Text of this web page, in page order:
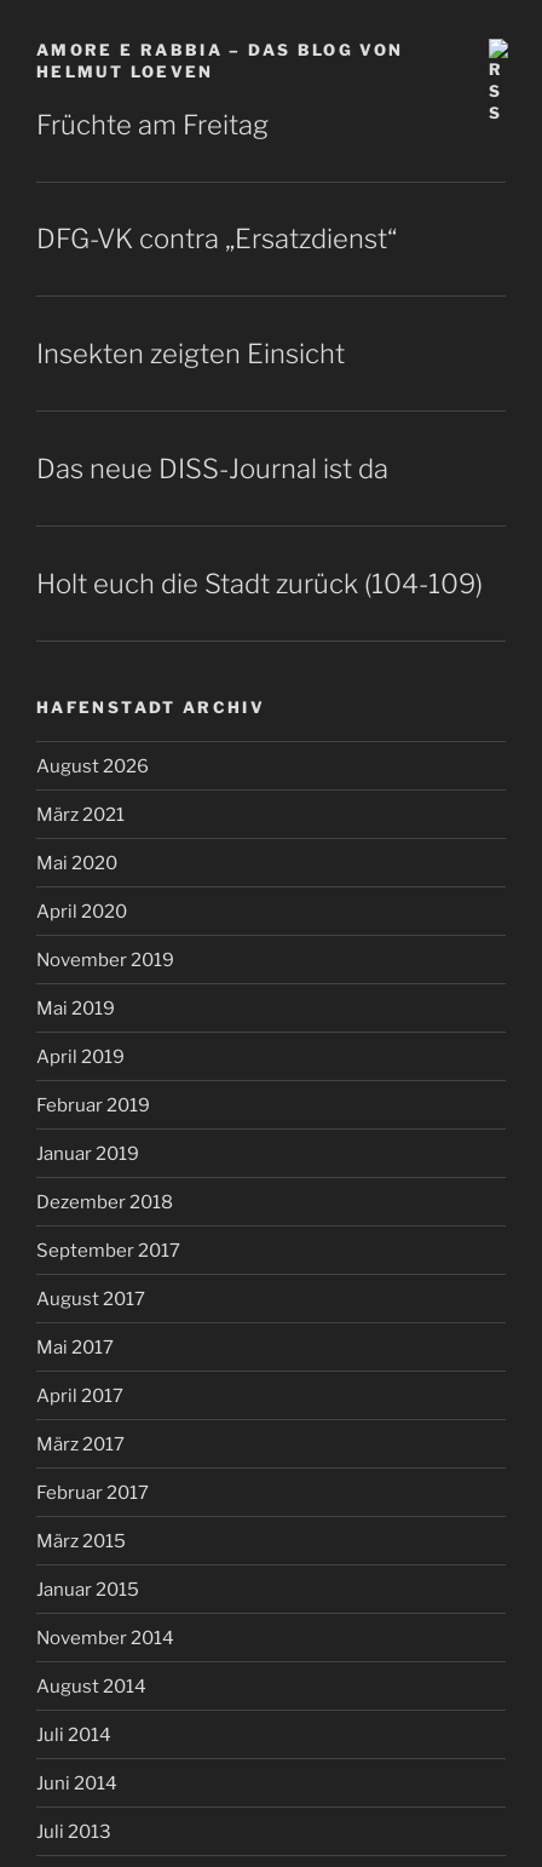
AMORE E RABBIA – DAS BLOG VON
HELMUT LOEVEN
Früchte am Freitag
DFG-VK contra „Ersatzdienst“
Insekten zeigten Einsicht
Das neue DISS-Journal ist da
Holt euch die Stadt zurück (104-109)
HAFENSTADT ARCHIV
August 2026
März 2021
Mai 2020
April 2020
November 2019
Mai 2019
April 2019
Februar 2019
Januar 2019
Dezember 2018
September 2017
August 2017
Mai 2017
April 2017
März 2017
Februar 2017
März 2015
Januar 2015
November 2014
August 2014
Juli 2014
Juni 2014
Juli 2013